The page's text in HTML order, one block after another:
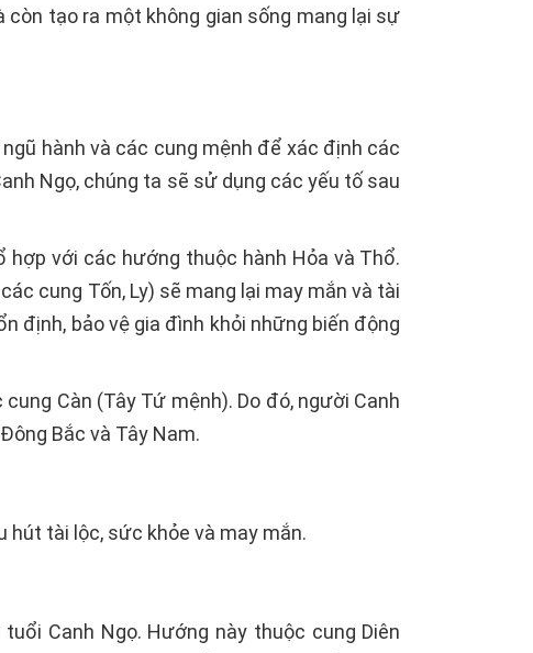
tạo ra một không gian sống mang lại sự
hành và các cung mệnh để xác định các
Ngọ, chúng ta sẽ sử dụng các yếu tố sau
hợp với các hướng thuộc hành Hỏa và Thổ.
cung Tốn, Ly) sẽ mang lại may mắn và tài
định, bảo vệ gia đình khỏi những biến động
Càn (Tây Tứ mệnh). Do đó, người Canh
Bắc và Tây Nam.
hút tài lộc, sức khỏe và may mắn.
Canh Ngọ. Hướng này thuộc cung Diên